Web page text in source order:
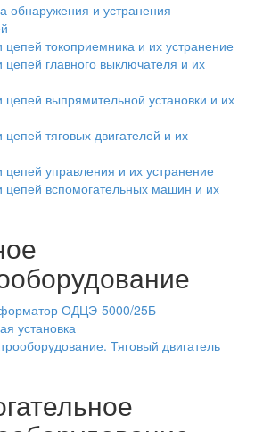
обнаружения и устранения
цепей токоприемника и их устранение
цепей главного выключателя и их
цепей выпрямительной установки и их
цепей тяговых двигателей и их
цепей управления и их устранение
цепей вспомогательных машин и их
ОДЦЭ-5000/25Б
установка
Тяговый двигатель